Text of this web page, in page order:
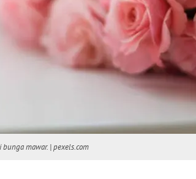
bunga mawar. | pexels.com